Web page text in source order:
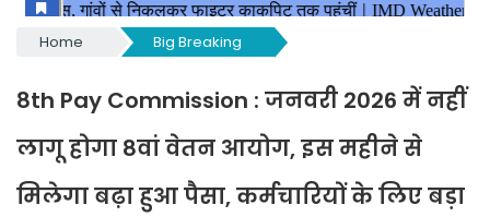
Home Big Breaking
8th Pay Commission : जनवरी 2026 में नहीं
लागू होगा 8वां वेतन आयोग, इस महीने से
मिलेगा बढ़ा हुआ पैसा, कर्मचारियों के लिए बड़ा